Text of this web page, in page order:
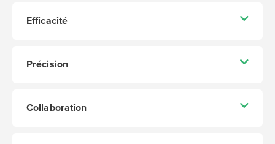
Efficacité
Précision
Collaboration